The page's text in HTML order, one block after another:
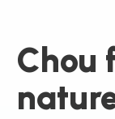
Chou